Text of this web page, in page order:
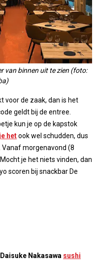
van binnen uit te zien (foto:
voor de zaak, dan is het
geldt bij de entree.
kun je op de kapstok
je hetook wel schudden, dus
morgenavond (8
je het niets vinden, dan
scoren bij snackbar De
Nakasawa sushi